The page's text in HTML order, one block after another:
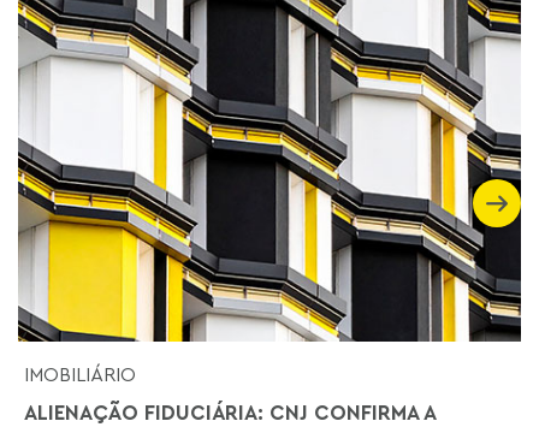
IMOBILIÁRIO
ALIENAÇÃO FIDUCIÁRIA: CNJ CONFIRMA A